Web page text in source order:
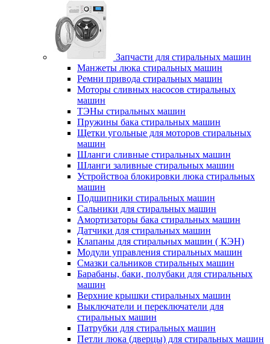
Запчасти для стиральных машин
Манжеты люка стиральных машин
Ремни привода стиральных машин
Моторы сливных насосов стиральных
машин
ТЭНы стиральных машин
Пружины бака стиральных машин
Щетки угольные для моторов стиральных
машин
Шланги сливные стиральных машин
Шланги заливные стиральных машин
Устройствоа блокировки люка стиральных
машин
Подшипники стиральных машин
Сальники для стиральных машин
Амортизаторы бака стиральных машин
Датчики для стиральных машин
Клапаны для стиральных машин ( КЭН)
Модули управления стиральных машин
Смазки сальников стиральных машин
Барабаны, баки, полубаки для стиральных
машин
Верхние крышки стиральных машин
Выключатели и переключатели для
стиральных машин
Патрубки для стиральных машин
Петли люка (дверцы) для стиральных машин